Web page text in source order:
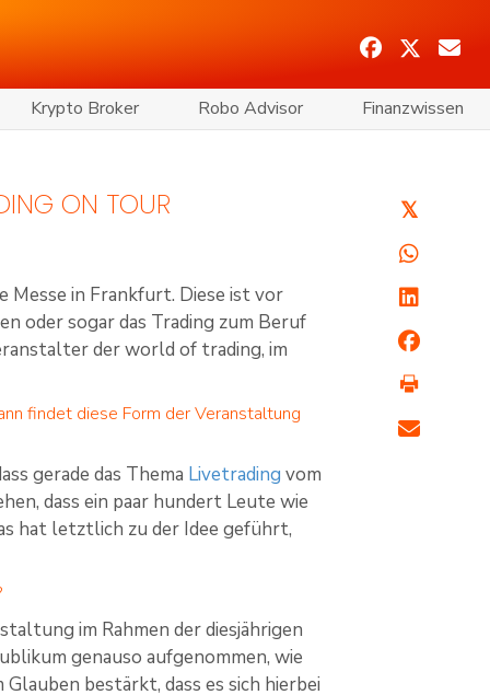
Krypto Broker Robo Advisor Finanzwissen
ON TOUR
Messe in Frankfurt. Diese ist vor
oder sogar das Trading zum Beruf
der world of trading, im
findet diese Form der Veranstaltung
gerade das Thema Livetrading vom
dass ein paar hundert Leute wie
hat letztlich zu der Idee geführt,
im Rahmen der diesjährigen
genauso aufgenommen, wie
bestärkt, dass es sich hierbei
𝕏